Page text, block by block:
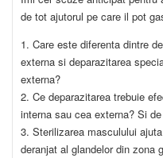
de tot ajutorul pe care il pot
1. Care este diferenta dintre
externa si deparazitarea
externa?
2. Ce deparazitarea trebuie
interna sau cea externa? Si
3. Sterilizarea masculului
deranjat al glandelor din zona